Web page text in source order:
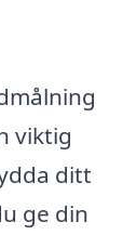
viktig
ditt
ge din